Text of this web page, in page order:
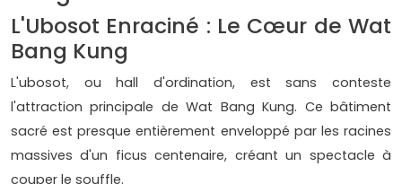
L'Ubosot Enraciné : Le Cœur de Wat
Bang Kung
L'ubosot, ou hall d'ordination, est sans conteste
l'attraction principale de Wat Bang Kung. Ce bâtiment
sacré est presque entièrement enveloppé par les racines
massives d'un ficus centenaire, créant un spectacle à
couper le souffle.